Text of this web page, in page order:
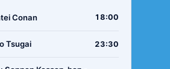
Conan 18:00
Tsugai 23:30